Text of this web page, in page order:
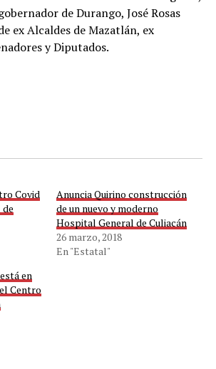
de Durango, José Rosas
ex Alcaldes de Mazatlán, ex
y Diputados.
Covid
Anuncia Quirino construcción
de un nuevo y moderno
Hospital General de Culiacán
26 marzo, 2018
En "Estatal"
en
Centro